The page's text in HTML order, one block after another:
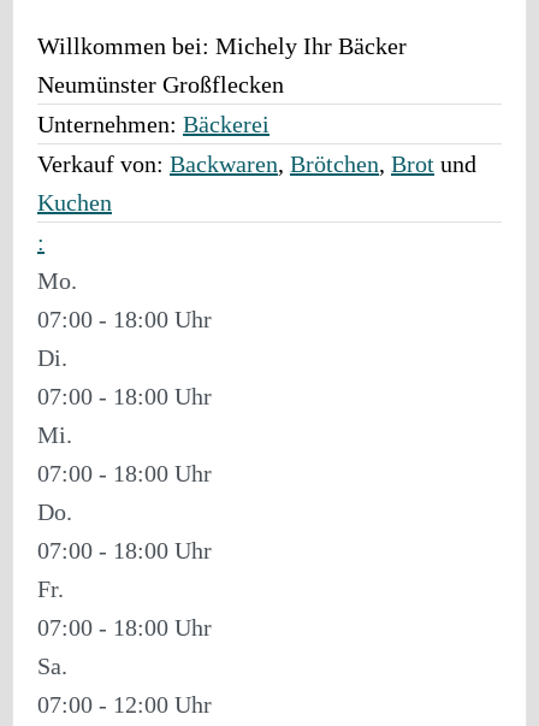
Willkommen bei: Michely Ihr Bäcker
Neumünster Großflecken
Unternehmen: Bäckerei
Verkauf von: Backwaren, Brötchen, Brot und
Kuchen
:
Mo.
07:00 - 18:00
Di.
07:00 - 18:00
Mi.
07:00 - 18:00
Do.
07:00 - 18:00
Fr.
07:00 - 18:00
Sa.
07:00 - 12:00